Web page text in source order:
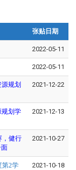
张贴日期
2022-05-11
2022-05-11
规划
2021-12-22
规划学
2021-12-13
，健行
2021-10-27
第2学
2021-10-18